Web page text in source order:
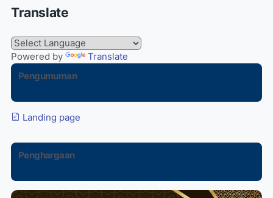
Translate
Powered by
Translate
Pengumuman
Landing page
Penghargaan